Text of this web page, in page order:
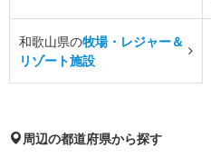
和歌山県の牧場・レジャー＆
リゾート施設
周辺の都道府県から探す